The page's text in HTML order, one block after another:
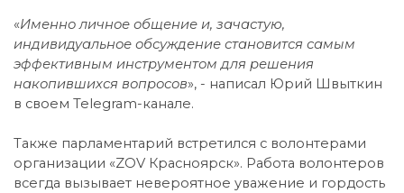
«Именно личное общение и, зачастую,
индивидуальное обсуждение становится самым
эффективным инструментом для решения
накопившихся вопросов», - написал Юрий Швыткин
в своем Telegram-канале.
Также парламентарий встретился с волонтерами
организации «ZOV Красноярск». Работа волонтеров
всегда вызывает невероятное уважение и гордость